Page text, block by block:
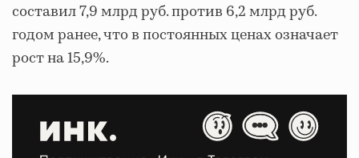
составил 7,9 млрд руб. против 6,2 млрд руб.
годом ранее, что в постоянных ценах означает
рост на 15,9%.